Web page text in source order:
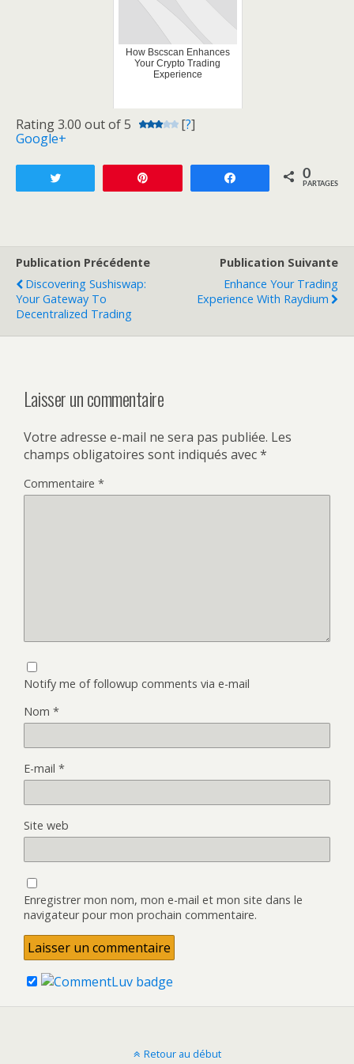
How Bscscan Enhances
Your Crypto Trading
Experience
Rating 3.00 out of 5 [?]
Google+
Partagez 0
PARTAGES
Publication Précédente
Discovering Sushiswap:
Your Gateway To
Decentralized Trading
Publication Suivante
Enhance Your Trading
Experience With Raydium
Laisser un commentaire
Votre adresse e-mail ne sera pas publiée. Les
champs obligatoires sont indiqués avec*
Commentaire *
Notify me of followup comments via e-mail
Nom *
E-mail *
Site web
Enregistrer mon nom, mon e-mail et mon site dans le
navigateur pour mon prochain commentaire.
Retour au début